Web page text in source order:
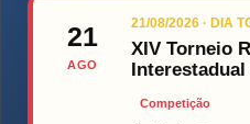
21
AGO
21/08/2026 · DIA
XIV Torneio
Competição